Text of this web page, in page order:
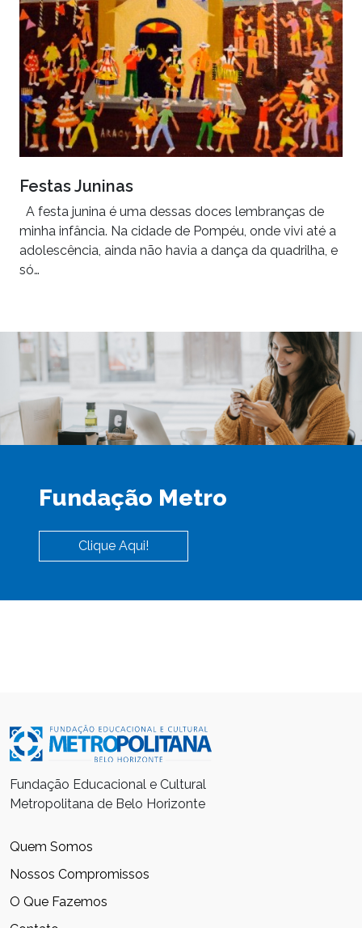
Festas Juninas
A festa junina é uma dessas doces lembranças de
minha infância. Na cidade de Pompéu, onde vivi até a
adolescência, ainda não havia a dança da quadrilha, e
só…
Fundação Metro
Clique Aqui!
Fundação Educacional e Cultural
Metropolitana de Belo Horizonte
Quem Somos
Nossos Compromissos
O Que Fazemos